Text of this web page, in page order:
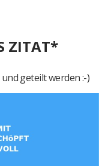
ZITAT*
geteilt werden :-)